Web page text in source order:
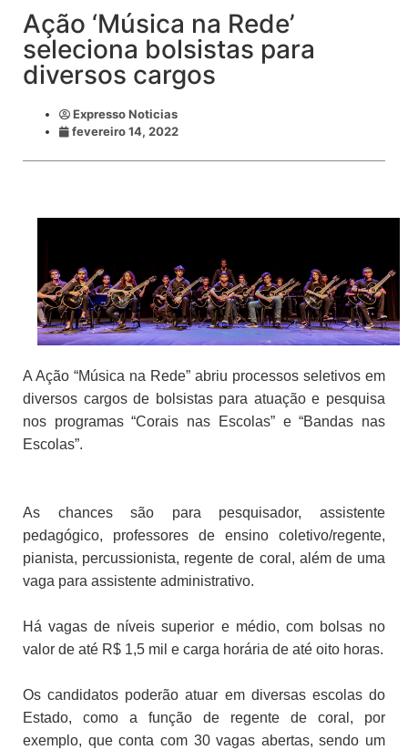
Ação ‘Música na Rede’
seleciona bolsistas para
diversos cargos
Expresso Noticias
fevereiro 14, 2022
A Ação “Música na Rede” abriu processos seletivos em
diversos cargos de bolsistas para atuação e pesquisa
nos programas “Corais nas Escolas” e “Bandas nas
Escolas”.
As chances são para pesquisador, assistente
pedagógico, professores de ensino coletivo/regente,
pianista, percussionista, regente de coral, além de uma
vaga para assistente administrativo.
Há vagas de níveis superior e médio, com bolsas no
valor de até R$ 1,5 mil e carga horária de até oito horas.
Os candidatos poderão atuar em diversas escolas do
Estado, como a função de regente de coral, por
exemplo, que conta com 30 vagas abertas, sendo um